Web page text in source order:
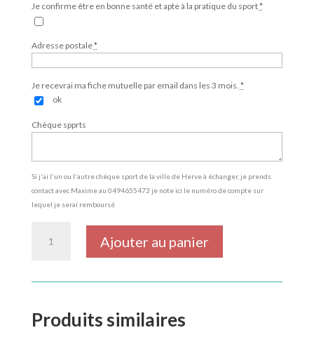
Je confirme être en bonne santé et apte à la pratique du sport*
Adresse postale*
Je recevrai ma fiche mutuelle par email dans les 3 mois. *
ok
Chèque spprts
Si j'ai l'un ou l'autre chèque sport de la ville de Herve à échanger, je prends
contact avec Maxime au 0494655473 je note ici le numéro de compte sur
lequel je serai remboursé
training
22h)
Ajouter au panier
Produits similaires